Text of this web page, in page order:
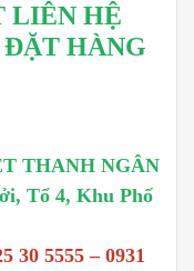
LIÊN HỆ
HÀNG
THANH NGÂN
Tổ 4, Khu Phố
30 5555 – 0931